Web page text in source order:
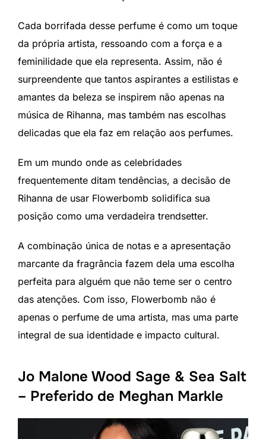
Cada borrifada desse perfume é como um toque
da própria artista, ressoando com a força e a
feminilidade que ela representa. Assim, não é
surpreendente que tantos aspirantes a estilistas e
amantes da beleza se inspirem não apenas na
música de Rihanna, mas também nas escolhas
delicadas que ela faz em relação aos perfumes.
Em um mundo onde as celebridades
frequentemente ditam tendências, a decisão de
Rihanna de usar Flowerbomb solidifica sua
posição como uma verdadeira trendsetter.
A combinação única de notas e a apresentação
marcante da fragrância fazem dela uma escolha
perfeita para alguém que não teme ser o centro
das atenções. Com isso, Flowerbomb não é
apenas o perfume de uma artista, mas uma parte
integral de sua identidade e impacto cultural.
Jo Malone Wood Sage & Sea Salt
– Preferido de Meghan Markle